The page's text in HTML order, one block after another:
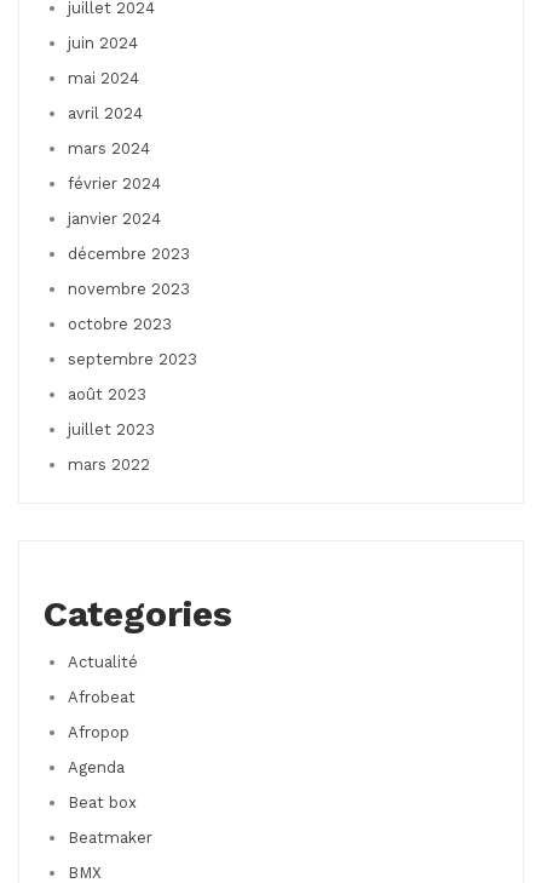
juillet 2024
juin 2024
mai 2024
avril 2024
mars 2024
février 2024
janvier 2024
décembre 2023
novembre 2023
octobre 2023
septembre 2023
août 2023
juillet 2023
mars 2022
Categories
Actualité
Afrobeat
Afropop
Agenda
Beat box
Beatmaker
BMX